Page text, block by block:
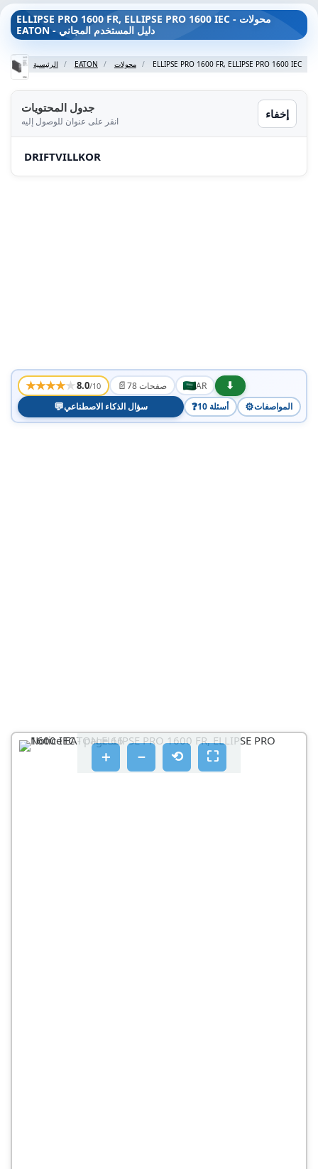
ELLIPSE PRO 1600 FR, ELLIPSE PRO 1600 IEC - محولات
EATON - دليل المستخدم المجاني
الرئيسية EATON محولات ELLIPSE PRO 1600 FR, ELLIPSE PRO 1600 IEC
جدول المحتويات
انقر على عنوان للوصول إليه
إخفاء
DRIFTVILLKOR
★★★★★8.0/10 📄 78 صفحات AR
⬇
💬سؤال الذكاء الاصطناعي ❓ 10 أسئلة ⚙️المواصفات
＋ － ⟲ ⛶